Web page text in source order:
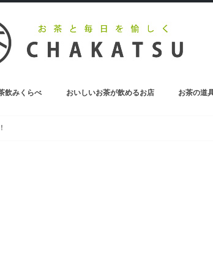
飲みくらべ おいしいお茶が飲めるお店 お茶の道